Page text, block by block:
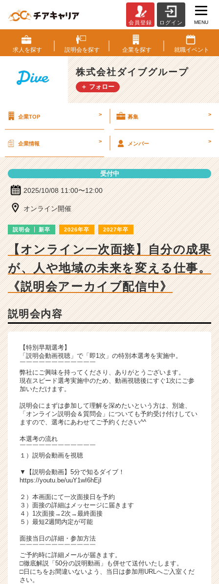
式
会
社
ダ
イ
ブ
プ
明
会
詳
細
チ
ー・
成
長
企
業
ス
カ
ト
が
届
く
活
サ
イ
チ
ア
ャ
ア
（C
h
e
C
a
会員登録 ログイン MENU
求人を探す 説明会を探す 企業を探す 就職イベント
株式会社ダイブグループ
＋ フォロー
企業TOP > 募集 >
企業情報 > メンバー >
受付中
2025/10/08 11:00〜12:00
オンライン開催
説明会 新卒 2026年卒 2027年卒
【オンライン一次面接】自分の成果
が、人や地域の未来を変える仕事。
《説明会アーカイブ配信中》
説明会内容
【特別早期選考】
「説明会動画視聴」で「即1次」の特別本選考を実施中。
￣￣￣￣￣￣￣￣￣￣￣￣
弊社にご興味を持ってくださり、ありがとうございます。
現在スピード選考実施中のため、動画視聴後にすぐ1次にご参
加いただけます。
説明会にまずは参加して理解を深めたいという方は、別途、
「オンライン説明会＆質問会」についても予約受け付けしてい
ますので、選考にあわせてご予約ください^^
本選考の流れ
￣￣￣￣￣￣￣￣￣￣￣￣
１）説明会動画を視聴
▼【説明会動画】5分で知るダイブ！
https://youtu.be/uuY1wI6hEjI
２）本画面にて一次面接日を予約
３）面接の詳細はメッセージに届きます
４）1次面接→2次→最終面接
５）最短2週間内定が可能
面接当日の詳細・参加方法
￣￣￣￣￣￣￣￣￣￣￣￣
ご予約時に詳細メールが届きます。
□徹底解説「50分の説明動画」も併せて送付いたします。
□日にちをお間違いないよう、当日は参加用URLへご入室くだ
さい。